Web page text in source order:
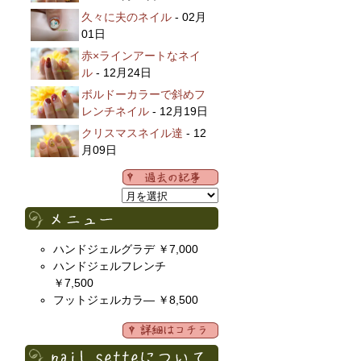
久々に夫のネイル - 02月
01日
赤×ラインアートなネイ
ル - 12月24日
ボルドーカラーで斜めフ
レンチネイル - 12月19日
クリスマスネイル達 - 12
月09日
ハンドジェルグラデ ￥7,000
ハンドジェルフレンチ
￥7,500
フットジェルカラ― ￥8,500